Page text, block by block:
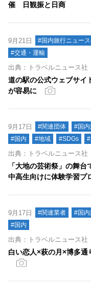
催 日観振と日商
9月21日 #国内旅行ニュー
#交通・運輸
出典：トラベルニュース社
道の駅の公式ウェブサイ
が容易に
9月17日 #関連団体
#国
#国内
#地域 #SDGs
出典：トラベルニュース社
「大地の芸術祭」の舞
中高生向けに体験学習プ
9月17日 #関連業者
#国
#国内
出典：トラベルニュース社
白い恋人×萩の月×博多